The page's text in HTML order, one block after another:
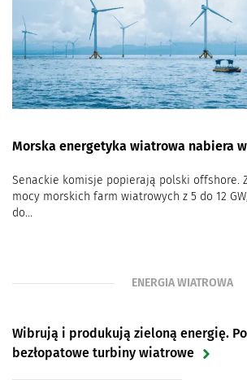
Ekologiczne i efektywne
dla rodzin i miast
Najwięksi producenci paneli
Morska energetyka wiatrowa nabiera
Senackie komisje popierają polski offshore.
mocy morskich farm wiatrowych z 5 do 12
do...
ENERGIA WIATROWA
Wibrują i produkują zieloną energię.
bezłopatowe turbiny wiatrowe